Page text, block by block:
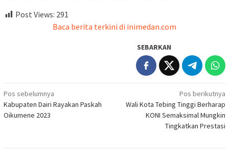
Post Views: 291
Baca berita terkini di inimedan.com
SEBARKAN
Navigasi
pos
Pos sebelumnya
Kabupaten Dairi Rayakan Paskah
Oikumene 2023
Pos berikutnya
Wali Kota Tebing Tinggi Berharap
KONI Semaksimal Mungkin
Tingkatkan Prestasi